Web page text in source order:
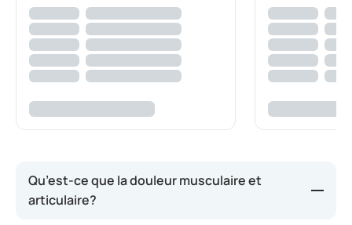
Qu’est-ce que la douleur musculaire et
articulaire?